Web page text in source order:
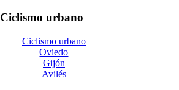
Ciclismo urbano
Ciclismo urbano
Oviedo
Gijón
Avilés